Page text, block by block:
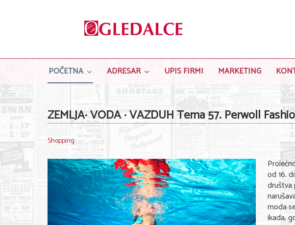
POČETNA ADRESAR UPIS FIRMI MARKETING
ZEMLJA· VODA · VAZDUH Tema 57. Perwoll
Shopping
od 16.
društva
moda
ikada,